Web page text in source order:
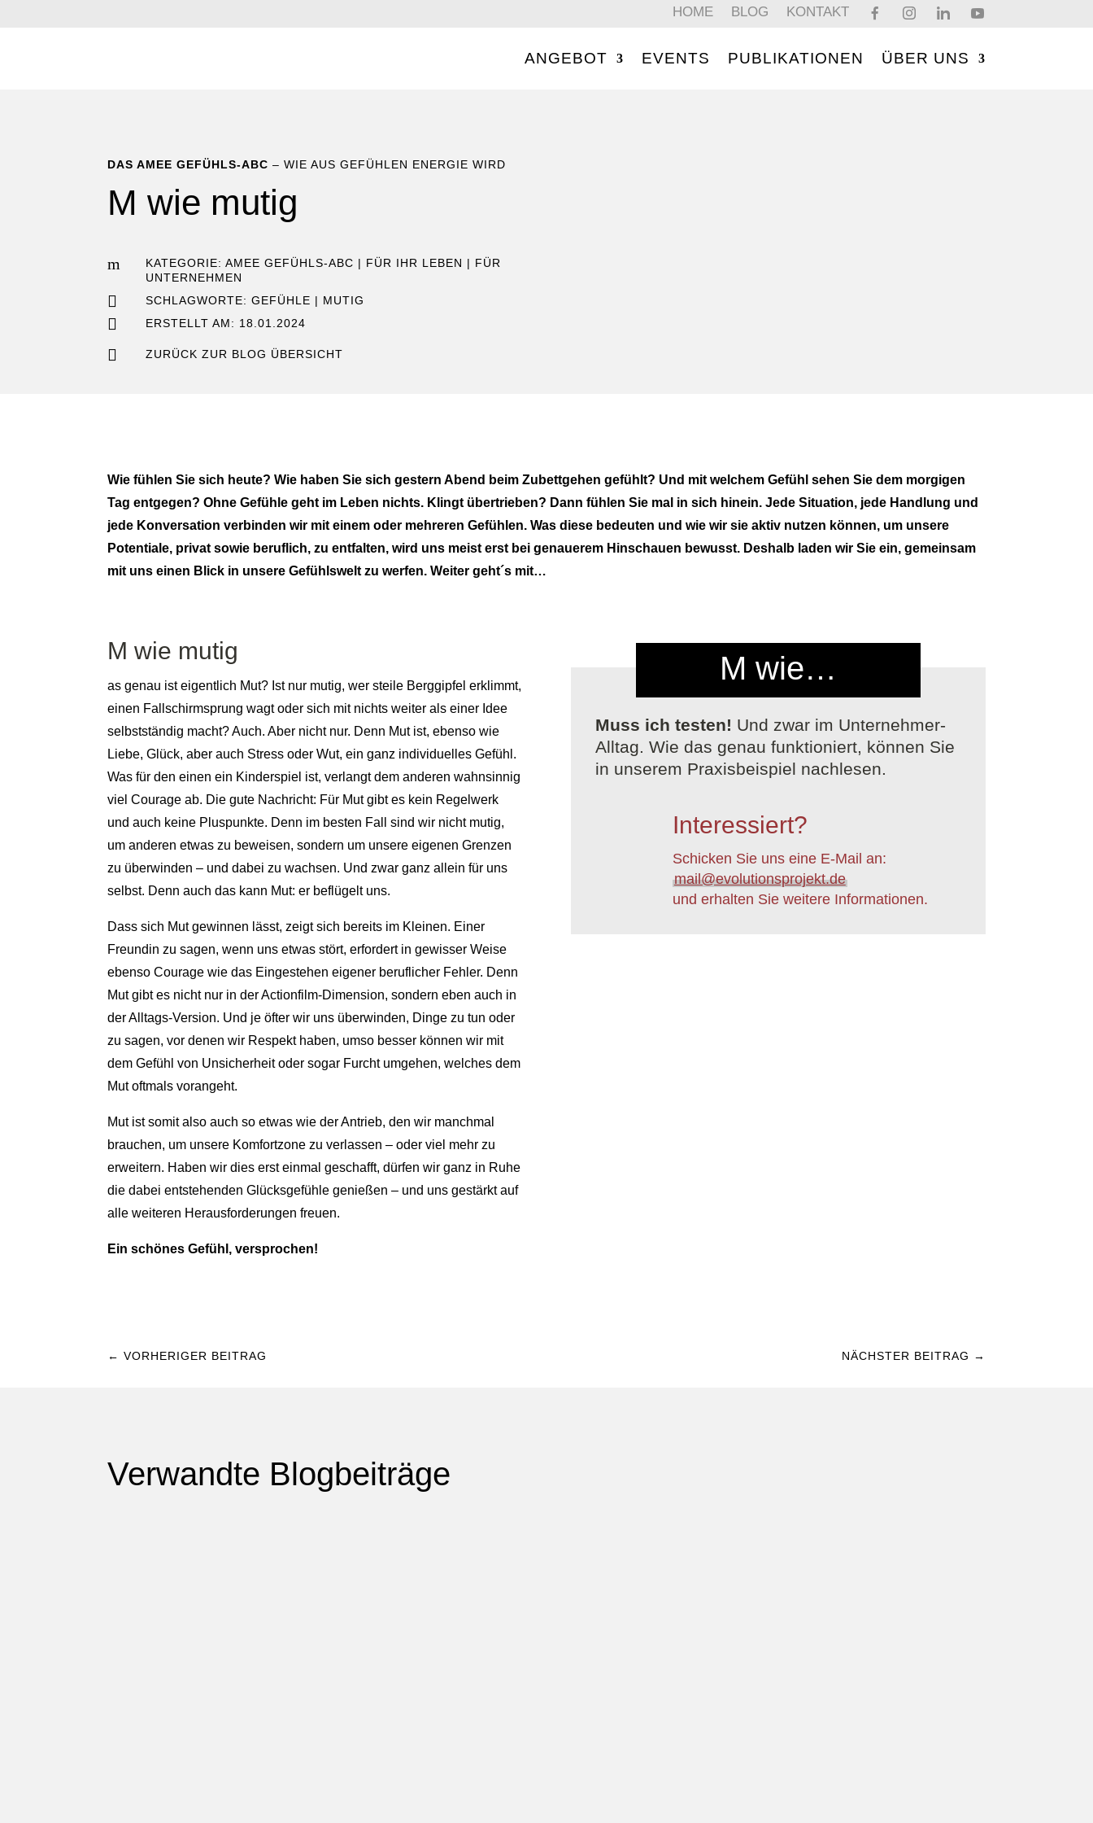
HOME BLOG KONTAKT
ANGEBOT EVENTS PUBLIKATIONEN ÜBER UNS
DAS AMEE GEFÜHLS-ABC – WIE AUS GEFÜHLEN ENERGIE WIRD
M wie mutig
m KATEGORIE:AMEE GEFÜHLS-ABC | FÜR IHR LEBEN | FÜR
UNTERNEHMEN
 SCHLAGWORTE:GEFÜHLE | MUTIG
 ERSTELLT AM: 18.01.2024
 ZURÜCK ZUR BLOG ÜBERSICHT
Wie fühlen Sie sich heute? Wie haben Sie sich gestern Abend beim Zubettgehen gefühlt? Und mit welchem Gefühl sehen Sie dem morgigen
Tag entgegen? Ohne Gefühle geht im Leben nichts. Klingt übertrieben? Dann fühlen Sie mal in sich hinein. Jede Situation, jede Handlung und
jede Konversation verbinden wir mit einem oder mehreren Gefühlen. Was diese bedeuten und wie wir sie aktiv nutzen können, um unsere
Potentiale, privat sowie beruflich, zu entfalten, wird uns meist erst bei genauerem Hinschauen bewusst. Deshalb laden wir Sie ein, gemeinsam
mit uns einen Blick in unsere Gefühlswelt zu werfen. Weiter geht´s mit…
M wie mutig
as genau ist eigentlich Mut? Ist nur mutig, wer steile Berggipfel erklimmt,
einen Fallschirmsprung wagt oder sich mit nichts weiter als einer Idee
selbstständig macht? Auch. Aber nicht nur. Denn Mut ist, ebenso wie
Liebe, Glück, aber auch Stress oder Wut, ein ganz individuelles Gefühl.
Was für den einen ein Kinderspiel ist, verlangt dem anderen wahnsinnig
viel Courage ab. Die gute Nachricht: Für Mut gibt es kein Regelwerk
und auch keine Pluspunkte. Denn im besten Fall sind wir nicht mutig,
um anderen etwas zu beweisen, sondern um unsere eigenen Grenzen
zu überwinden – und dabei zu wachsen. Und zwar ganz allein für uns
selbst. Denn auch das kann Mut: er beflügelt uns.
Dass sich Mut gewinnen lässt, zeigt sich bereits im Kleinen. Einer
Freundin zu sagen, wenn uns etwas stört, erfordert in gewisser Weise
ebenso Courage wie das Eingestehen eigener beruflicher Fehler. Denn
Mut gibt es nicht nur in der Actionfilm-Dimension, sondern eben auch in
der Alltags-Version. Und je öfter wir uns überwinden, Dinge zu tun oder
zu sagen, vor denen wir Respekt haben, umso besser können wir mit
dem Gefühl von Unsicherheit oder sogar Furcht umgehen, welches dem
Mut oftmals vorangeht.
Mut ist somit also auch so etwas wie der Antrieb, den wir manchmal
brauchen, um unsere Komfortzone zu verlassen – oder viel mehr zu
erweitern. Haben wir dies erst einmal geschafft, dürfen wir ganz in Ruhe
die dabei entstehenden Glücksgefühle genießen – und uns gestärkt auf
alle weiteren Herausforderungen freuen.
Ein schönes Gefühl, versprochen!
M wie…
Muss ich testen! Und zwar im Unternehmer-
Alltag. Wie das genau funktioniert, können Sie
in unserem Praxisbeispiel nachlesen.
Interessiert?
Schicken Sie uns eine E-Mail an:
mail@evolutionsprojekt.de
und erhalten Sie weitere Informationen.
← VORHERIGER BEITRAG NÄCHSTER BEITRAG →
Verwandte Blogbeiträge